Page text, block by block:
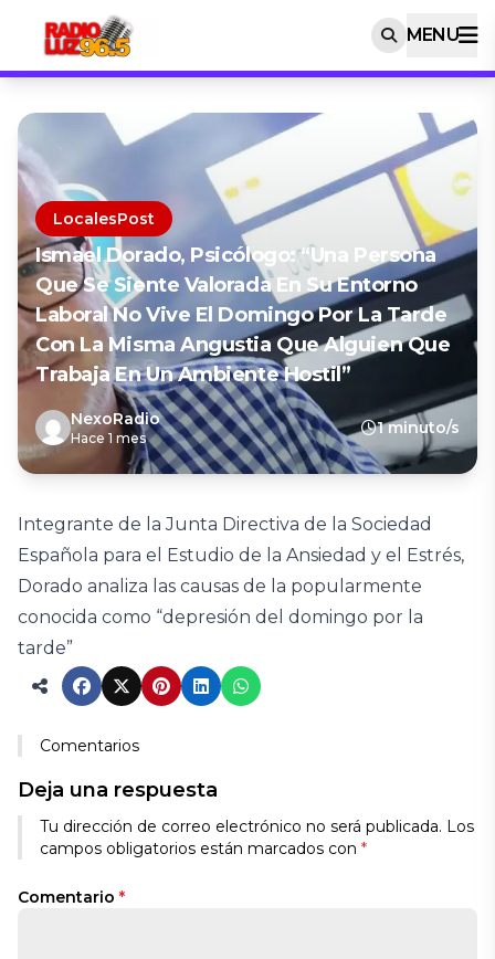
MENU
LocalesPost
Ismael Dorado, Psicólogo: “Una Persona
Que Se Siente Valorada En Su Entorno
Laboral No Vive El Domingo Por La Tarde
Con La Misma Angustia Que Alguien Que
Trabaja En Un Ambiente Hostil”
NexoRadio
Hace 1 mes
1 minuto/s
Integrante de la Junta Directiva de la Sociedad
Española para el Estudio de la Ansiedad y el Estrés,
Dorado analiza las causas de la popularmente
conocida como “depresión del domingo por la
tarde”
Comentarios
Deja una respuesta
Tu dirección de correo electrónico no será publicada. Los
campos obligatorios están marcados con *
Comentario *